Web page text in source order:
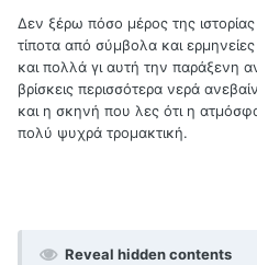
Δεν ξέρω πόσο μέρος της
τίποτα από σύμβολα και
και πολλά γι αυτή την παράξενη
βρίσκεις περισσότερα νερά
και η σκηνή που λες ότι η
πολύ ψυχρά τρομακτική.
Reveal hidden contents